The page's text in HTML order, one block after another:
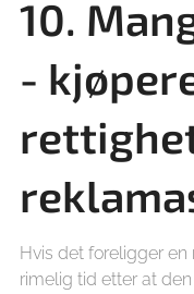
10.
-
Hvis det foreligger
rimelig tid etter at